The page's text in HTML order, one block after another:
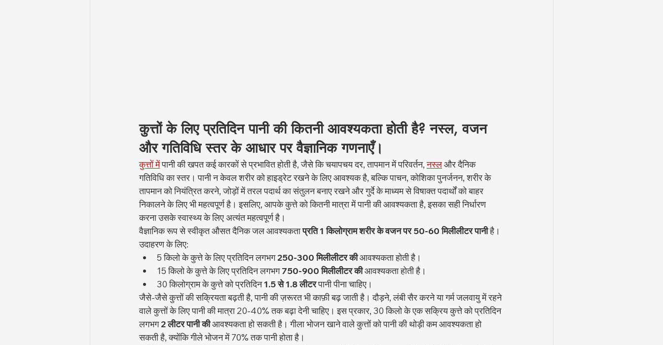
कुत्तों के लिए प्रतिदिन पानी की कितनी आवश्यकता होती है? नस्ल, वजन
और गतिविधि स्तर के आधार पर वैज्ञानिक गणनाएँ।
कुत्तों में पानी की खपत कई कारकों से प्रभावित होती है, जैसे कि चयापचय दर, तापमान में परिवर्तन, नस्ल और दैनिक
गतिविधि का स्तर। पानी न केवल शरीर को हाइड्रेट रखने के लिए आवश्यक है, बल्कि पाचन, कोशिका पुनर्जनन, शरीर के
तापमान को नियंत्रित करने, जोड़ों में तरल पदार्थ का संतुलन बनाए रखने और गुर्दे के माध्यम से विषाक्त पदार्थों को बाहर
निकालने के लिए भी महत्वपूर्ण है। इसलिए, आपके कुत्ते को कितनी मात्रा में पानी की आवश्यकता है, इसका सही निर्धारण
करना उसके स्वास्थ्य के लिए अत्यंत महत्वपूर्ण है।
वैज्ञानिक रूप से स्वीकृत औसत दैनिक जल आवश्यकता प्रति 1 किलोग्राम शरीर के वजन पर 50-60 मिलीलीटर पानी है।
उदाहरण के लिए:
5 किलो के कुत्ते के लिए प्रतिदिन लगभग 250-300 मिलीलीटर की आवश्यकता होती है।
15 किलो के कुत्ते के लिए प्रतिदिन लगभग 750-900 मिलीलीटर की आवश्यकता होती है।
30 किलोग्राम के कुत्ते को प्रतिदिन 1.5 से 1.8 लीटर पानी पीना चाहिए।
जैसे-जैसे कुत्तों की सक्रियता बढ़ती है, पानी की ज़रूरत भी काफ़ी बढ़ जाती है। दौड़ने, लंबी सैर करने या गर्म जलवायु में रहने
वाले कुत्तों के लिए पानी की मात्रा 20-40% तक बढ़ा देनी चाहिए। इस प्रकार, 30 किलो के एक सक्रिय कुत्ते को प्रतिदिन
लगभग 2 लीटर पानी की आवश्यकता हो सकती है। गीला भोजन खाने वाले कुत्तों को पानी की थोड़ी कम आवश्यकता हो
सकती है, क्योंकि गीले भोजन में 70% तक पानी होता है।